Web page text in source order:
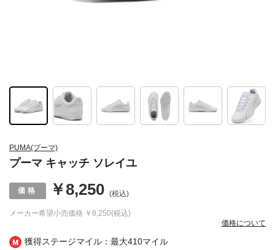
獲得ステージマイル：最大410マイル
PUMA(プーマ)
プーマ キャッチ ソレイユ
メーカー希望小売価格 ￥8,250(税込)
￥8,250 (税込)
価格について